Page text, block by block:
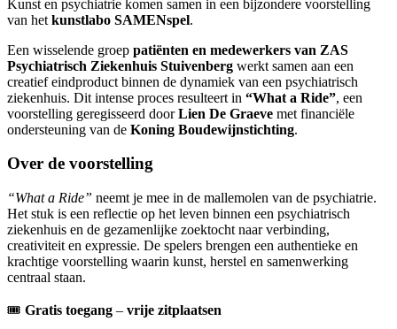
Kunst en psychiatrie komen samen in een bijzondere voorstelling
van het kunstlabo SAMENspel.
Een wisselende groep patiënten en medewerkers van ZAS
Psychiatrisch Ziekenhuis Stuivenberg werkt samen aan een
creatief eindproduct binnen de dynamiek van een psychiatrisch
ziekenhuis. Dit intense proces resulteert in “What a Ride”, een
voorstelling geregisseerd doorLien De Graeve met financiële
ondersteuning van de Koning Boudewijnstichting.
Over de voorstelling
“What a Ride” neemt je mee in de mallemolen van de psychiatrie.
Het stuk is een reflectie op het leven binnen een psychiatrisch
ziekenhuis en de gezamenlijke zoektocht naar verbinding,
creativiteit en expressie. De spelers brengen een authentieke en
krachtige voorstelling waarin kunst, herstel en samenwerking
centraal staan.
🎟 Gratis toegang – vrije zitplaatsen